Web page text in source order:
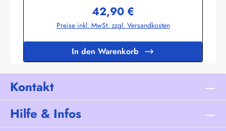
Bierseidel liegt etwa bei 500 ml / 0,5 Liter. Der Bierkrug
mit Deckel ist ein klassisches Mitbringsel / Souvenir aus
Hamburg, Deustchland und ist besonders beliebt bei
den USA.Natürlich erfreuen sich auch hierzulande Sammler
& Beschenkte an einen schönen hanseatischen
Humpen.Herstellerinformationen:Peter Menk
SouvenirsBruchweg 3627389 Fintelinfo@menk-souvenirs.de
Regulärer Preis:
42,90 €
Preise inkl. MwSt. zzgl. Versandkosten
In den Warenkorb
Kontakt
Hilfe & Infos